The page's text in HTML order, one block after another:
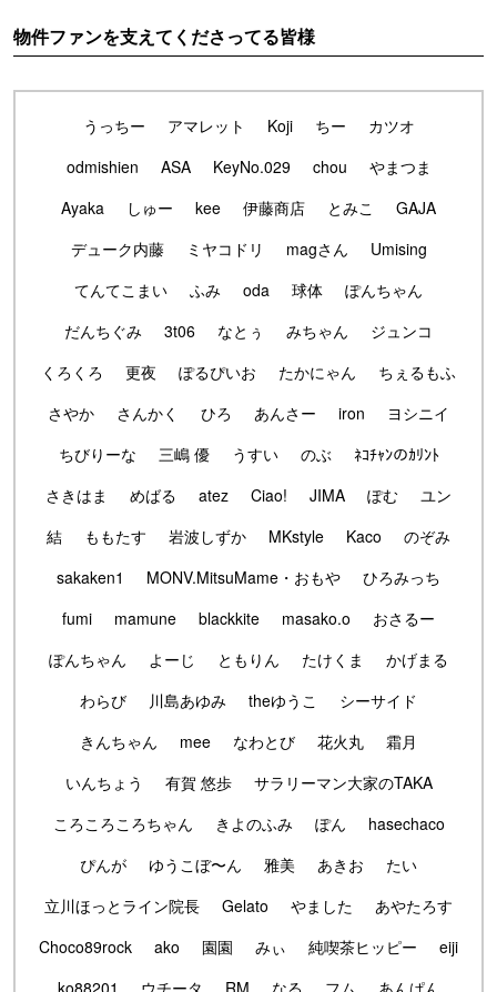
物件ファンを支えてくださってる皆様
うっちー アマレット Koji ちー
カツオ
odmishien
ASA KeyNo.029 chou
やまつま
Ayaka
しゅー kee 伊藤商店 とみこ
GAJA
デューク内藤
ミヤコドリ magさん
Umising
てんてこまい
ふみ oda 球体
ぽんちゃん
だんちぐみ
3t06 なとぅ みちゃん
ジュンコ
くろくろ
更夜 ぽるぴいお たかにゃん
ちぇるもふ
さやか
さんかく ひろ あんさー iron
ヨシニイ
ちびりーな
三嶋 優 うすい のぶ
ﾈｺﾁｬﾝのｶﾘﾝﾄ
さきはま
めばる atez Ciao! JIMA ぽむ
ユン
結
ももたす 岩波しずか MKstyle Kaco
のぞみ
sakaken1
MONV.MitsuMame・おもや
ひろみっち
fumi
mamune blackkite masako.o
おさるー
ぽんちゃん
よーじ ともりん たけくま
かげまる
わらび
川島あゆみ theゆうこ
シーサイド
きんちゃん
mee なわとび 花火丸
霜月
いんちょう
有賀 悠歩
サラリーマン大家のTAKA
ころころころちゃん
きよのふみ ぽん
hasechaco
ぴんが
ゆうこぼ〜ん 雅美 あきお
たい
立川ほっとライン院長
Gelato やました
あやたろす
Choco89rock
ako 園園 みぃ 純喫茶ヒッピー
eiji